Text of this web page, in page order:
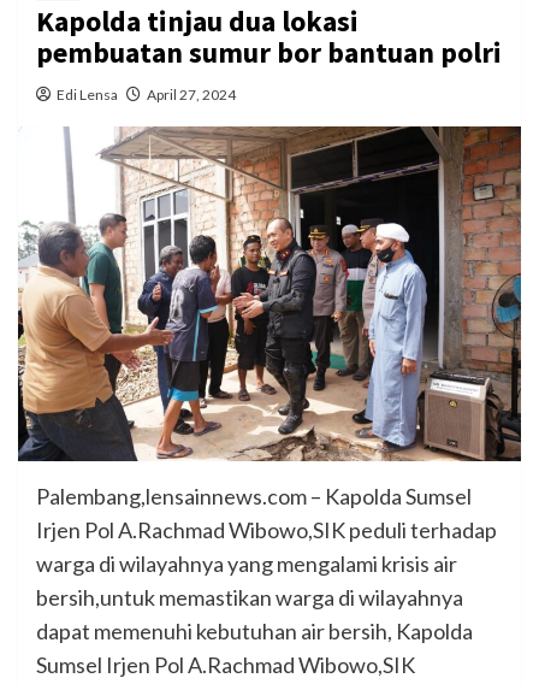
Kapolda tinjau dua lokasi
pembuatan sumur bor bantuan polri
Edi Lensa April 27, 2024
Palembang,lensainnews.com – Kapolda Sumsel
Irjen Pol A.Rachmad Wibowo,SIK peduli terhadap
warga di wilayahnya yang mengalami krisis air
bersih,untuk memastikan warga di wilayahnya
dapat memenuhi kebutuhan air bersih, Kapolda
Sumsel Irjen Pol A.Rachmad Wibowo,SIK